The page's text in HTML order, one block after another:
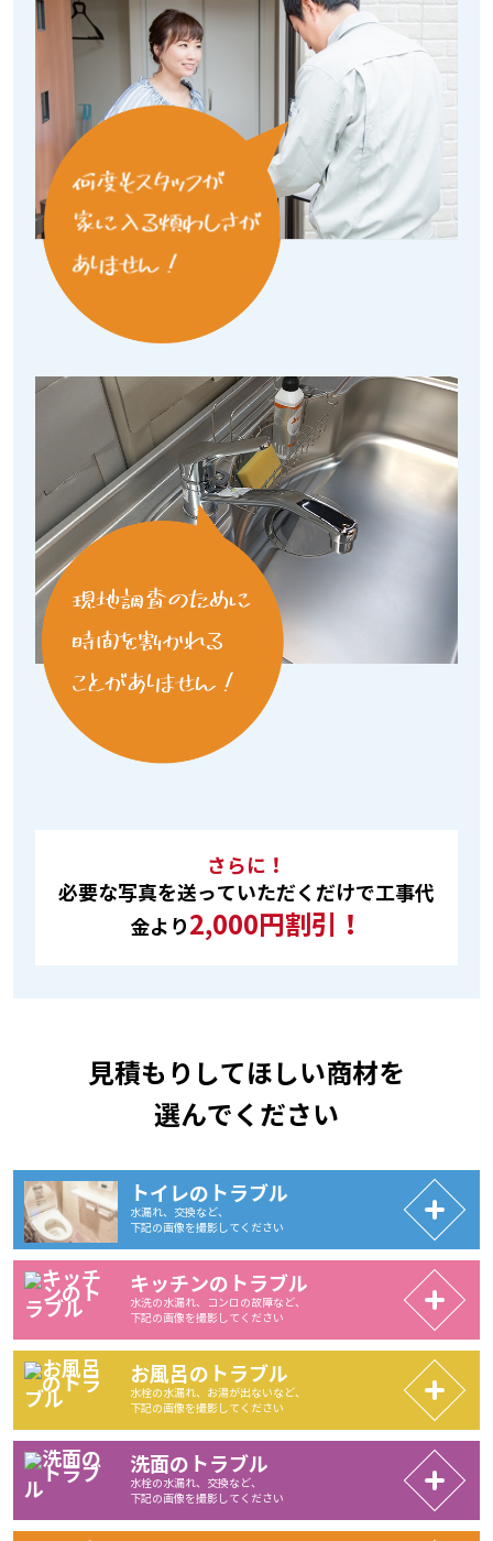
さらに！
必要な写真を送っていただくだけで工事代
金より2,000円割引！
見積もりしてほしい商材を
選んでください
トイレのトラブル
水漏れ、交換など、
下記の画像を撮影してください
キッチンのトラブル
水洗の水漏れ、コンロの故障など、
下記の画像を撮影してください
お風呂のトラブル
水栓の水漏れ、お湯が出ないなど、
下記の画像を撮影してください
洗面のトラブル
水栓の水漏れ、交換など、
下記の画像を撮影してください